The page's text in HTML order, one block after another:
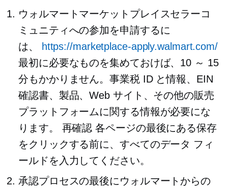
ウォルマートマーケットプレイスセラーコ
ミュニティへの参加を申請するに
は、
https://marketplace-apply.walmart.com/
最初に必要なものを集めておけば、10 ～ 15
分もかかりません。事業税 ID と情報、EIN
確認書、製品、Web サイト、その他の販売
プラットフォームに関する情報が必要にな
ります。 再確認 各ページの最後にある保存
をクリックする前に、すべてのデータ フィ
ールドを入力してください。
承認プロセスの最後にウォルマートからの